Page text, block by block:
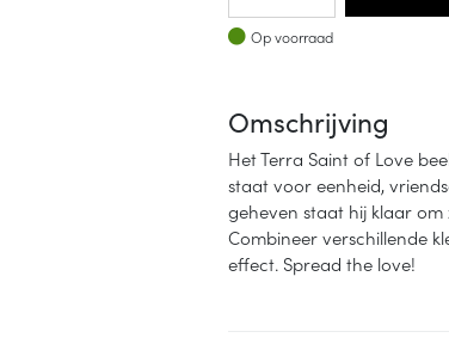
Op voorraad
Op voorraad
Omschrijving
Het Terra Saint of Love
staat voor eenheid,
geheven staat hij klaar om
Combineer verschillende
effect. Spread the love!